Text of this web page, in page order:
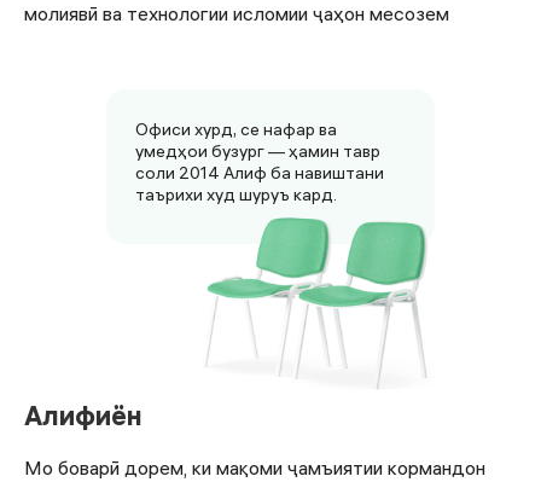
молиявӣ ва технологии исломии ҷаҳон месозем
Офиси хурд, се нафар ва
умедҳои бузург — ҳамин тавр
соли 2014 Алиф ба навиштани
таърихи худ шуруъ кард.
Алифиён
Мо боварӣ дорем, ки мақоми ҷамъиятии кормандон